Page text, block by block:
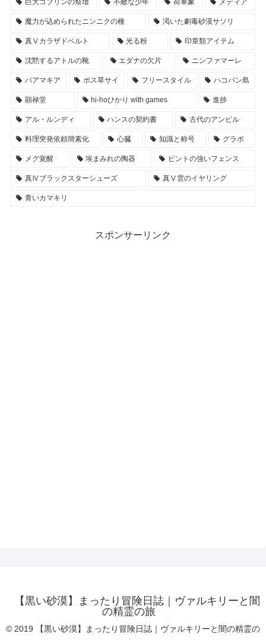
巨大ゴブリンの祭壇 不敵な少年 荷車象 メディア
魔力が込められたニンニクの種 渇いた劇毒砂漠サソリ
真Ⅴカラザドベルト 光る粉 印章類アイテム
沈黙するアトルの靴 エダナの欠片 ニンファマーレ
バアマキア ボス草サイ フリースタイル ハコバン島
顕禄堂 hi-hoひかり with games 進捗
アル・ルンディ ハンスの契約書 古代のアンビル
料理突発依頼簡素化 心臓 知識と称号 グラボ
メグ覚醒 埃まみれの陶器 ピントの強いフェンス
真Ⅳブラックスターシューズ 真Ⅴ雲のイヤリング
青いカマキリ
スポンサーリンク
【黒い砂漠】まったり冒険日誌｜ヴァルキリーと闇
の精霊の旅
© 2019 【黒い砂漠】まったり冒険日誌｜ヴァルキリーと闇の精霊の